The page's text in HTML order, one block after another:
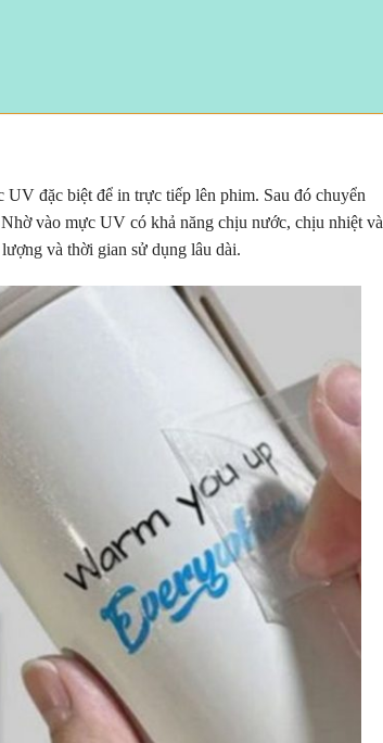
đặc biệt để in trực tiếp lên phim. Sau đó chuyển
vào mực UV có khả năng chịu nước, chịu nhiệt và
và thời gian sử dụng lâu dài.